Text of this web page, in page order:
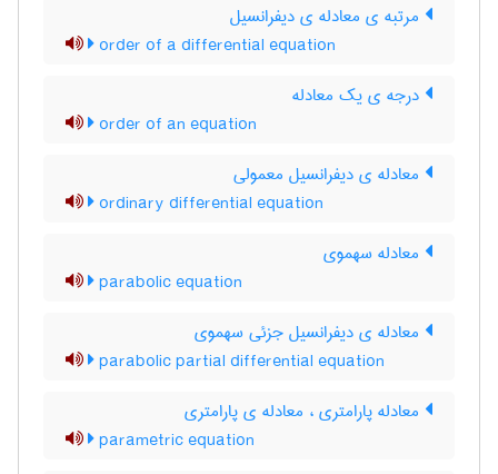
مرتبه ی معادله ی دیفرانسیل
order of a differential equation
درجه ی یک معادله
order of an equation
معادله ی دیفرانسیل معمولی
ordinary differential equation
معادله سهموی
parabolic equation
معادله ی دیفرانسیل جزئی سهموی
parabolic partial differential equation
معادله پارامتری ، معادله ی پارامتری
parametric equation